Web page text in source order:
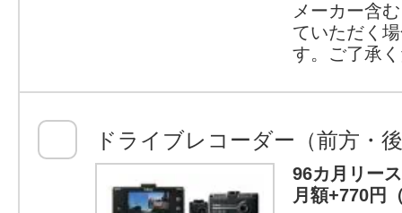
メーカー含
ていただく
す。ご了承
ドライブレコーダー（前方・
96カ月リー
月額+770円